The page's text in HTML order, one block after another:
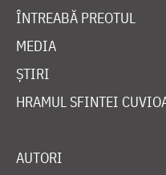
ÎNTREABĂ PREOTUL
MEDIA
ȘTIRI
HRAMUL SFINTEI
AUTORI